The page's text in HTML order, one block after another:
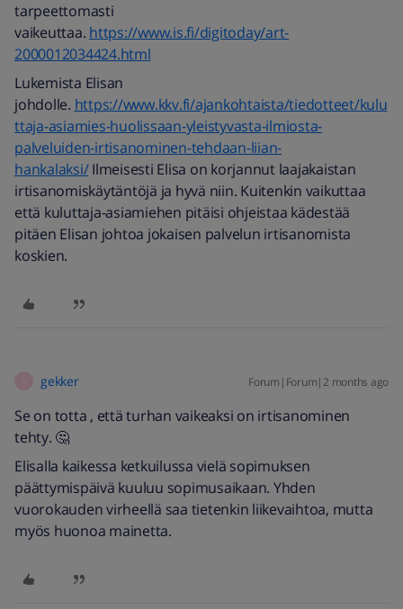
tarpeettomasti
vaikeuttaa. https://www.is.fi/digitoday/art-
2000012034424.html
Lukemista Elisan
johdolle. https://www.kkv.fi/ajankohtaista/tiedotteet/kulu
ttaja-asiamies-huolissaan-yleistyvasta-ilmiosta-
palveluiden-irtisanominen-tehdaan-liian-
hankalaksi/Ilmeisesti Elisa on korjannut laajakaistan
irtisanomiskäytäntöjä ja hyvä niin. Kuitenkin vaikuttaa
että kuluttaja-asiamiehen pitäisi ohjeistaa kädestää
pitäen Elisan johtoa jokaisen palvelun irtisanomista
koskien.
gekker Forum|Forum|2 months ago
Se on totta , että turhan vaikeaksi on irtisanominen
tehty. 🤔
Elisalla kaikessa ketkuilussa vielä sopimuksen
päättymispäivä kuuluu sopimusaikaan. Yhden
vuorokauden virheellä saa tietenkin liikevaihtoa, mutta
myös huonoa mainetta.